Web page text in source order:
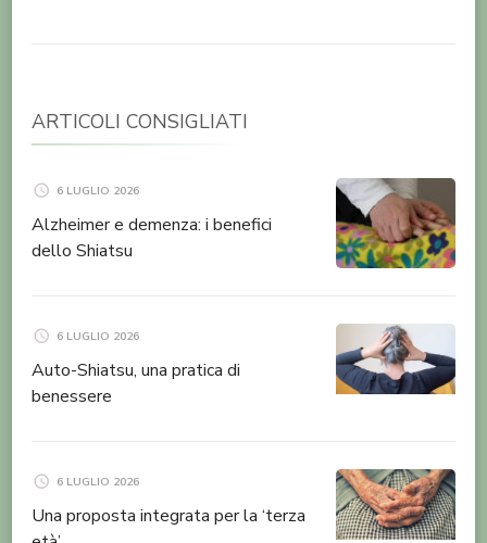
ARTICOLI CONSIGLIATI
6 LUGLIO 2026
Alzheimer e demenza: i benefici
dello Shiatsu
6 LUGLIO 2026
Auto-Shiatsu, una pratica di
benessere
6 LUGLIO 2026
Una proposta integrata per la ‘terza